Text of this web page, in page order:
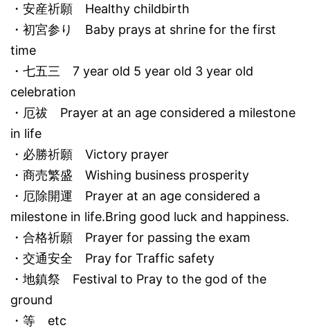
・安産祈願 Healthy childbirth
・初宮参り Baby prays at shrine for the first
time
・七五三 7 year old 5 year old 3 year old
celebration
・厄祓 Prayer at an age considered a milestone
in life
・必勝祈願 Victory prayer
・商売繁盛 Wishing business prosperity
・厄除開運 Prayer at an age considered a
milestone in life.Bring good luck and happiness.
・合格祈願 Prayer for passing the exam
・交通安全 Pray for Traffic safety
・地鎮祭 Festival to Pray to the god of the
ground
・等 etc